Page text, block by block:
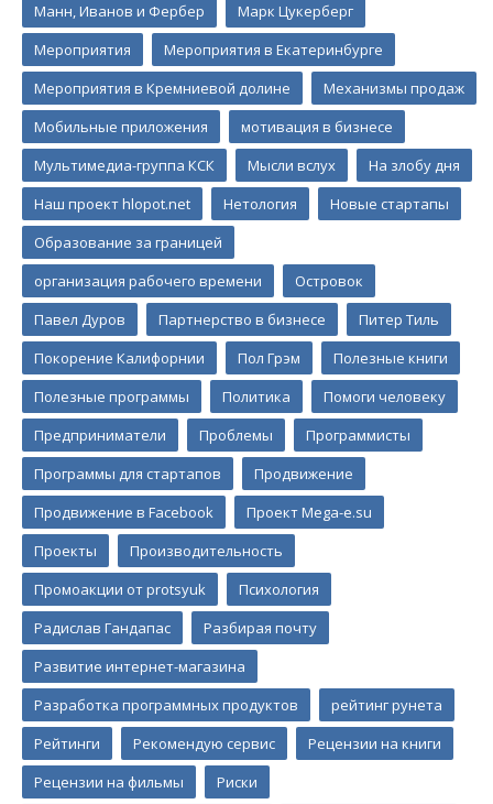
Манн, Иванов и Фербер
Марк Цукерберг
Мероприятия
Мероприятия в Екатеринбурге
Мероприятия в Кремниевой долине
Механизмы продаж
Мобильные приложения
мотивация в бизнесе
Мультимедиа-группа КСК
Мысли вслух
На злобу дня
Наш проект hlopot.net
Нетология
Новые стартапы
Образование за границей
организация рабочего времени
Островок
Павел Дуров
Партнерство в бизнесе
Питер Тиль
Покорение Калифорнии
Пол Грэм
Полезные книги
Полезные программы
Политика
Помоги человеку
Предприниматели
Проблемы
Программисты
Программы для стартапов
Продвижение
Продвижение в Facebook
Проект Mega-e.su
Проекты
Производительность
Промоакции от protsyuk
Психология
Радислав Гандапас
Разбирая почту
Развитие интернет-магазина
Разработка программных продуктов
рейтинг рунета
Рейтинги
Рекомендую сервис
Рецензии на книги
Рецензии на фильмы
Риски